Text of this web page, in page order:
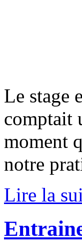
Le stage
comptait
moment
notre
Lire la